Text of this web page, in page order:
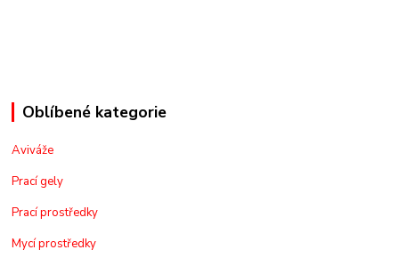
Oblíbené kategorie
Aviváže
Prací gely
Prací prostředky
Mycí prostředky